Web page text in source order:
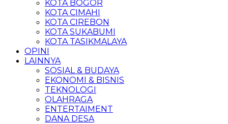
KOTA BOGOR
KOTA CIMAHI
KOTA CIREBON
KOTA SUKABUMI
KOTA TASIKMALAYA
OPINI
LAINNYA
SOSIAL & BUDAYA
EKONOMI & BISNIS
TEKNOLOGI
OLAHRAGA
ENTERTAIMENT
DANA DESA